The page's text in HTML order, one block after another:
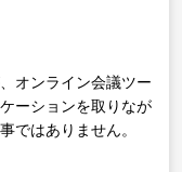
オンライン会議ツー
ーションを取りなが
ではありません。